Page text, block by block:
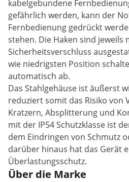
kabelgebundene
gefährlich werden, kann der
Fernbedienung gedrückt
stehen. Die Haken sind jeweils
Sicherheitsverschluss
wie niedrigsten Position
automatisch ab.
Das Stahlgehäuse ist äußerst
reduziert somit das Risiko von
Kratzern, Absplitterung und
mit der IP54 Schutzklasse ist
dem Eindringen von Schmutz
darüber hinaus hat das Gerät
Überlastungsschutz.
Über die Marke